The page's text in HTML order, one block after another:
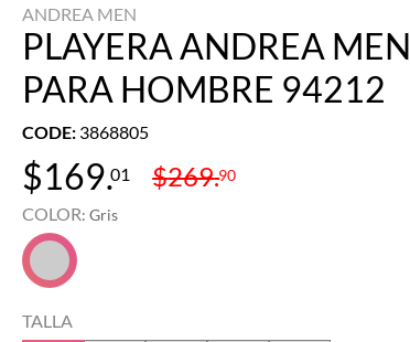
ANDREA MEN
PLAYERA ANDREA MEN
PARA HOMBRE 94212
CODE: 3868805
$169.01 $269.90
COLOR: Gris
TALLA